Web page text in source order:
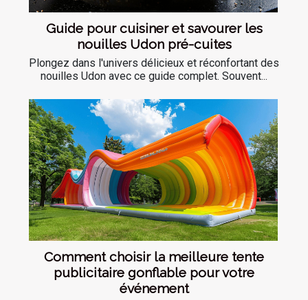
Guide pour cuisiner et savourer les
nouilles Udon pré-cuites
Plongez dans l'univers délicieux et réconfortant des
nouilles Udon avec ce guide complet. Souvent...
Comment choisir la meilleure tente
publicitaire gonflable pour votre
événement